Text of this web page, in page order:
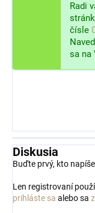
Radi
čísle
sa na
Diskusia
Buďte prvý, kto
Len registrovaní
prihláste sa alebo sa